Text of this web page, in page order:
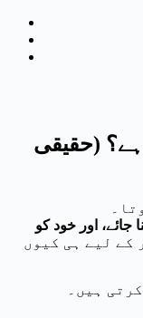
ہے؟ (حقیقی
جائے، اور خود کو
کے لیے ہی کیوں
ہیں۔